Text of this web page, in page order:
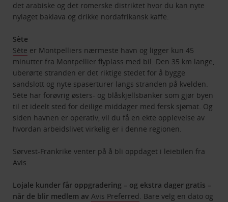
det arabiske og det romerske distriktet hvor du kan nyte
nylaget baklava og drikke nordafrikansk kaffe.
Sète
Sète er Montpelliers nærmeste havn og ligger kun 45
minutter fra Montpellier flyplass med bil. Den 35 km lange,
uberørte stranden er det riktige stedet for å bygge
sandslott og nyte spaserturer langs stranden på kvelden.
Sète har forøvrig østers- og blåskjellsbanker som gjør byen
til et ideelt sted for deilige middager med fersk sjømat. Og
siden havnen er operativ, vil du få en ekte opplevelse av
hvordan arbeidslivet virkelig er i denne regionen.
Sørvest-Frankrike venter på å bli oppdaget i leiebilen fra
Avis.
Lojale kunder får oppgradering – og ekstra dager gratis –
når de blir medlem avAvis Preferred. Bare velg en dato og